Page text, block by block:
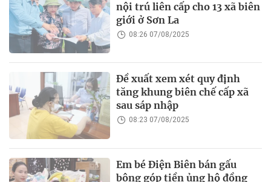
nội trú liên cấp cho 13 xã biên
giới ở Sơn La
08:26 07/08/2025
Đề xuất xem xét quy định
tăng khung biên chế cấp xã
sau sáp nhập
08:23 07/08/2025
Em bé Điện Biên bán gấu
bông góp tiền ủng hộ đồng